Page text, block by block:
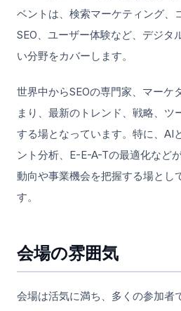
ベントは、検索マーケティング、
SEO、ユーザー体験など、デジタ
い分野をカバーします。
世界中からSEOの専門家、マーケ
まり、最新のトレンド、戦略、ツ
する場となっています。特に、AI
ント分析、E-E-A-Tの最適化など
動向や事業機会を把握する場とし
す。
会場の雰囲気
会場は活気に満ち、多くの参加者